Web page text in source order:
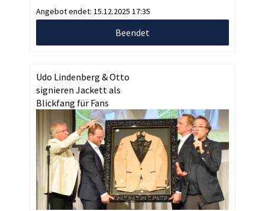
Angebot endet: 15.12.2025 17:35
Beendet
Udo Lindenberg & Otto
signieren Jackett als
Blickfang für Fans